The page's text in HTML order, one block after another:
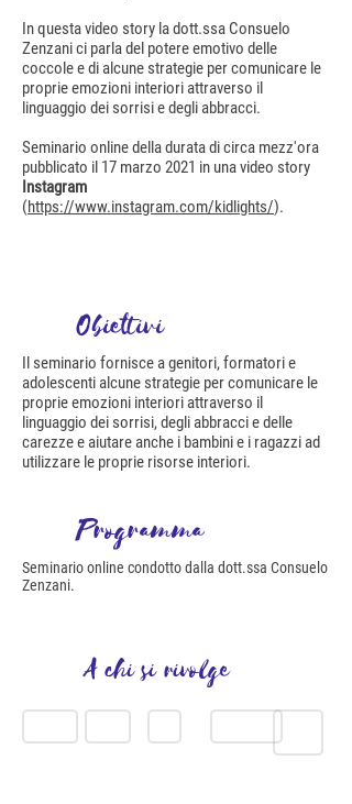
In questa video story la dott.ssa Consuelo
Zenzani ci parla del potere emotivo delle
coccole e di alcune strategie per comunicare le
proprie emozioni interiori attraverso il
linguaggio dei sorrisi e degli abbracci.
Seminario online della durata di circa mezz'ora
pubblicato il 17 marzo 2021 in una video story
Instagram
(https://www.instagram.com/kidlights/).
Obiettivi
Il seminario fornisce a genitori, formatori e
adolescenti alcune strategie per comunicare le
proprie emozioni interiori attraverso il
linguaggio dei sorrisi, degli abbracci e delle
carezze e aiutare anche i bambini e i ragazzi ad
utilizzare le proprie risorse interiori.
Programma
Seminario online condotto dalla dott.ssa Consuelo
Zenzani.
A chi si rivolge